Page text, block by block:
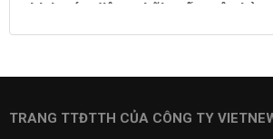
Lịch cúp điện
Lãi suất ngân hàng
Lãi suất tiết kiệm
Lãi suất tiền
Lãi suất ngân hàng BIDV
TRANG TTĐTTH CỦA CÔNG TY